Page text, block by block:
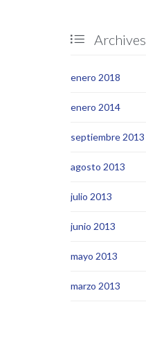
 Archives
enero 2018
enero 2014
septiembre 2013
agosto 2013
julio 2013
junio 2013
mayo 2013
marzo 2013